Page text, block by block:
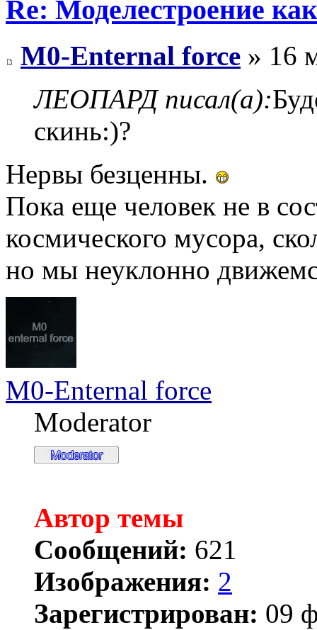
Re: Моделестроение
M0-Enternal force » 16
ЛЕОПАРД писал(а):
скинь:)?
Нервы безценны.
Пока еще человек не в
космического мусора,
но мы неуклонно
M0-Enternal force
Moderator
Автор темы
Сообщений: 621
Изображения: 2
Зарегистрирован: 09